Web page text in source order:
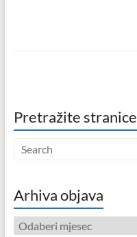
Pretražite stranice
Arhiva objava
Arhiva